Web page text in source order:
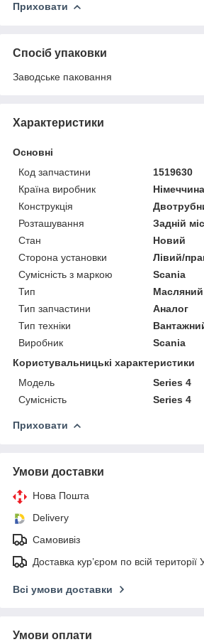
Приховати
Спосіб упаковки
Заводське паковання
Характеристики
Основні
Код запчастини
1519630
Країна виробник
Німеччина
Конструкція
Розташування
Задній
Стан
Новий
Сторона установки
Лівий/
Сумісність з маркою
Scania
Тип
Масляний
Тип запчастини
Аналог
Тип техніки
Виробник
Scania
Користувальницькі характеристики
Мoдель
Series 4
Сумісність
Series 4
Приховати
Умови доставки
Нова Пошта
Delivery
Самовивіз
Доставка кур’єром по всій території
Всі умови доставки
Умови оплати